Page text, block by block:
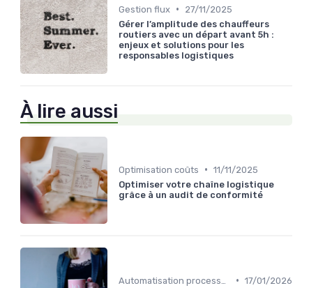
Gestion flux •
27/11/2025
Gérer l’amplitude des chauffeurs
routiers avec un départ avant 5h :
enjeux et solutions pour les
responsables logistiques
À lire aussi
Optimisation coûts • 11/11/2025
Optimiser votre chaîne logistique
grâce à un audit de conformité
• 17/01/2026